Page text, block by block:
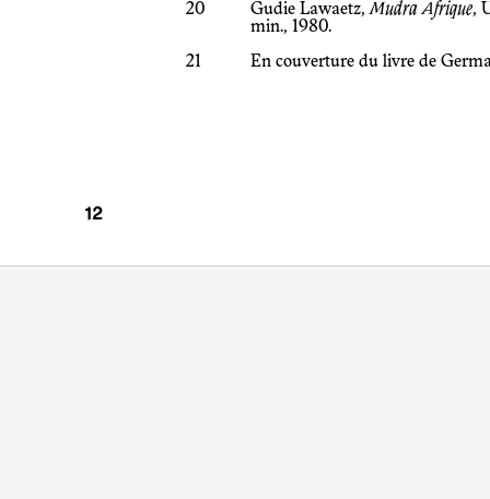
20
Gudie Lawaetz,Mudra Afrique,
min., 1980.
21
En couverture du livre de